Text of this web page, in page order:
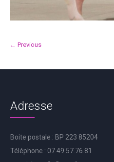
← Previous
Adresse
Boite postale : BP 223 85204
Téléphone : 07.49.57.76.81